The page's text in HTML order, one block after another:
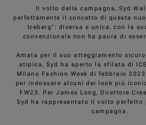
Il volto della campagna, Syd
perfettamente il concetto di questa
Iceberg": diversa e unica, con la
convenzionale non ha paura di
Amata per il suo atteggiamento
atipica, Syd ha aperto la sfilata di
Milano Fashion Week di febbraio
per indossare alcuni dei look più
FW23. Per James Long, Direttore
Syd ha rappresentato il volto perfetto
campagna.